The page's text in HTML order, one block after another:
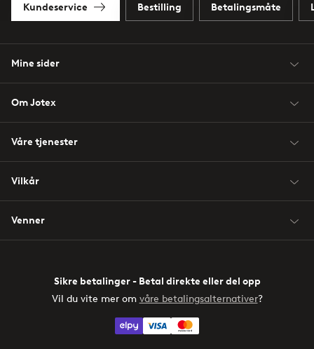
Kundeservice Bestilling Betalingsmåte
Mine sider
Om Jotex
Våre tjenester
Vilkår
Venner
Sikre betalinger - Betal direkte eller del opp
Vil du vite mer om våre betalingsalternativer?
elpy